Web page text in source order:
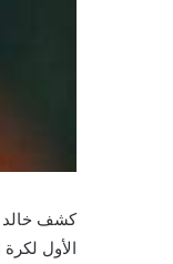
كشف خالد
الأول